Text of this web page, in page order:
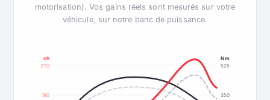
motorisation). Vos gains réels sont mesurés sur votre
véhicule, sur notre banc de puissance.
180
270
350
525
ch Nm